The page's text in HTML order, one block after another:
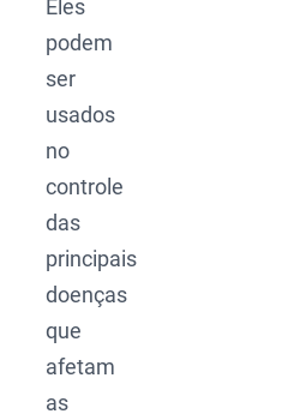
Eles
podem
ser
usados
no
controle
das
principais
doenças
que
afetam
as